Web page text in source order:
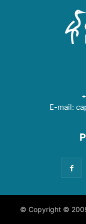
E-mail:
© Copyright ©